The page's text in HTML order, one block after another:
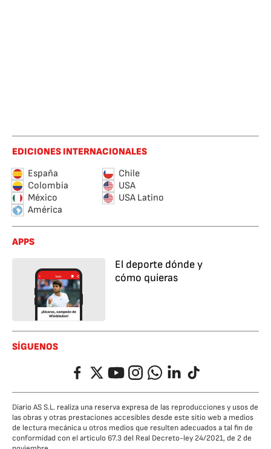
EDICIONES INTERNACIONALES
España
Chile
Colombia
USA
México
USA Latino
América
APPS
El deporte dónde y
cómo quieras
SÍGUENOS
FacebookTwitterYouTubeInstagramWhatsappLinkedIn
TikTok
Diario AS S.L. realiza una reserva expresa de las reproducciones y usos de
las obras y otras prestaciones accesibles desde este sitio web a medios
de lectura mecánica u otros medios que resulten adecuados a tal fin de
conformidad con el artículo 67.3 del Real Decreto-ley 24/2021, de 2 de